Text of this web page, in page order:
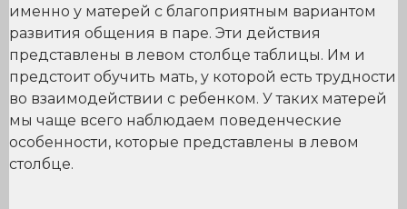
именно у матерей с благоприятным вариантом
развития общения в паре. Эти действия
представлены в левом столбце таблицы. Им и
предстоит обучить мать, у которой есть трудности
во взаимодействии с ребенком. У таких матерей
мы чаще всего наблюдаем поведенческие
особенности, которые представлены в левом
столбце.